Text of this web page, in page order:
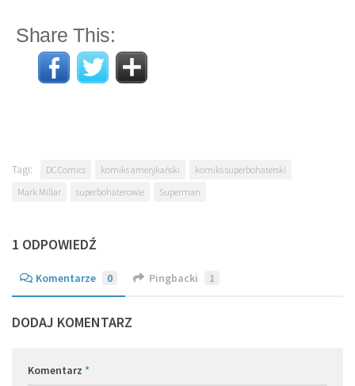
Share This:
Tagi: DC Comics komiks amerykański
komiks superbohaterski
Mark Millar
superbohaterowie Superman
1 ODPOWIEDŹ
Komentarze 0 Pingbacki 1
DODAJ KOMENTARZ
Komentarz *